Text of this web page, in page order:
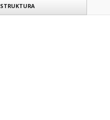
STRUKTURA